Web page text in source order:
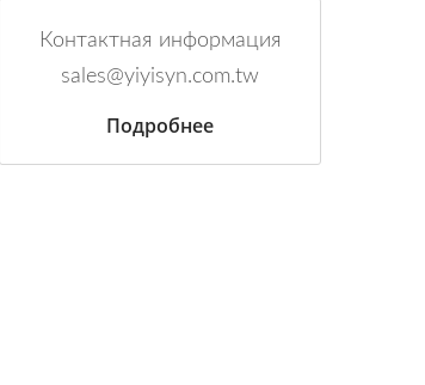
Контактная информация
sales@yiyisyn.com.tw
Подробнее